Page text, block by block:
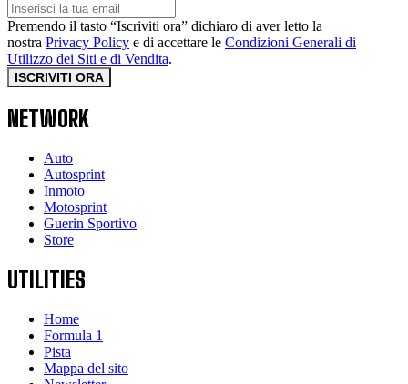
Premendo il tasto “Iscriviti ora” dichiaro di aver letto la
nostra Privacy Policy e di accettare le Condizioni Generali di
Utilizzo dei Siti e di Vendita.
ISCRIVITI ORA
NETWORK
Auto
Autosprint
Inmoto
Motosprint
Guerin Sportivo
Store
UTILITIES
Home
Formula 1
Pista
Mappa del sito